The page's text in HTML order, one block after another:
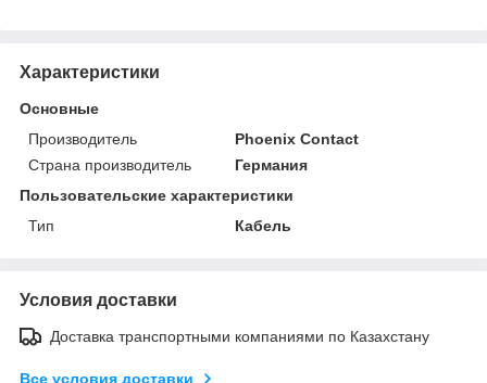
Характеристики
Основные
Производитель
Phoenix Contact
Страна производитель
Германия
Пользовательские характеристики
Тип
Кабель
Условия доставки
Доставка транспортными компаниями по Казахстану
Все условия доставки